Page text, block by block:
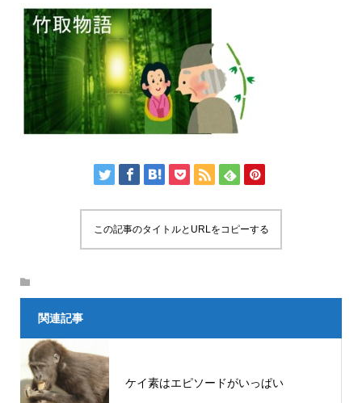
この記事のタイトルとURLをコピーする
関連記事
ケイ素はエピソードがいっぱい